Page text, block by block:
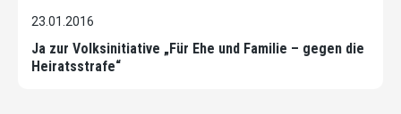
23.01.2016
Ja zur Volksinitiative „Für Ehe und Familie – gegen die
Heiratsstrafe“